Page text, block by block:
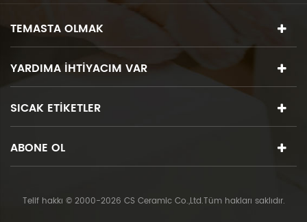
TEMASTA OLMAK
YARDIMA IHTIYACIM VAR
SICAK ETIKETLER
ABONE OL
Telif hakkı © 2000-2026 CS Ceramic Co.,Ltd.Tüm hakları saklıdır.